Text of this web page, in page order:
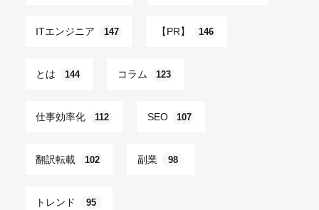
ITエンジニア 147 【PR】 146
とは 144 コラム 123
仕事効率化 112 SEO 107
翻訳転載 102 副業 98
トレンド 95